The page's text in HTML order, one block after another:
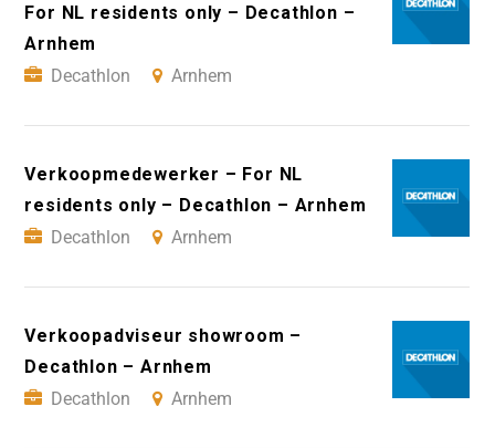
For NL residents only – Decathlon –
Arnhem
Decathlon
Arnhem
Verkoopmedewerker – For NL
residents only – Decathlon – Arnhem
Decathlon
Arnhem
Verkoopadviseur showroom –
Decathlon – Arnhem
Decathlon
Arnhem